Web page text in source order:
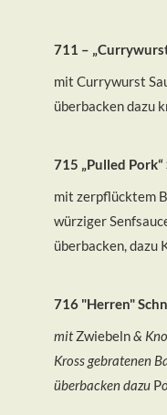
711 –
mit Currywurst
überbacken dazu
715 „Pulled
mit zerpflücktem
würziger
überbacken,
716 "Herren"
mitZwiebeln&
Kross gebratenen
überbacken dazu P